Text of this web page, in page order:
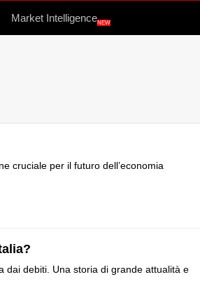
Market IntelligenceNEW
cruciale per il futuro dell’economia
dai debiti. Una storia di grande attualità e